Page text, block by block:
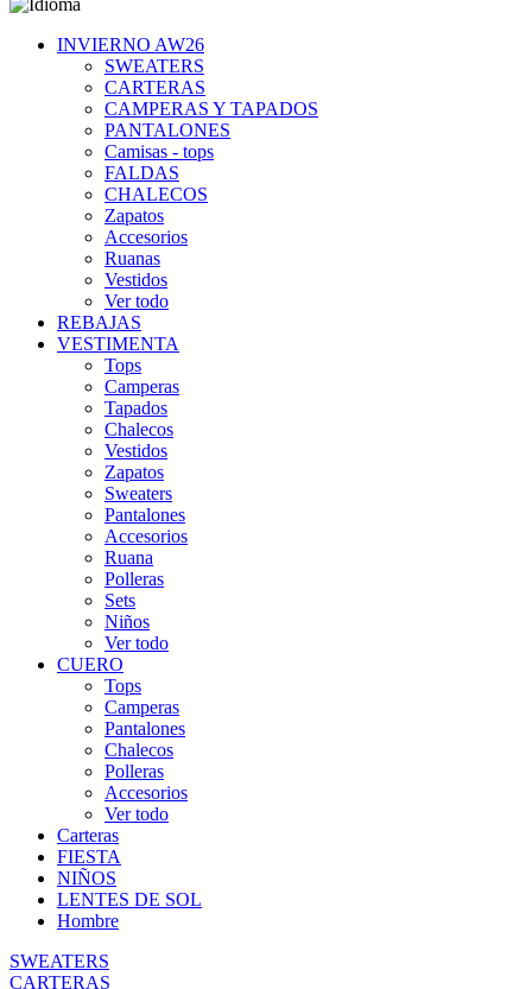
INVIERNO AW26
SWEATERS
CARTERAS
CAMPERAS Y TAPADOS
PANTALONES
Camisas - tops
FALDAS
CHALECOS
Zapatos
Accesorios
Ruanas
Vestidos
Ver todo
REBAJAS
VESTIMENTA
Tops
Camperas
Tapados
Chalecos
Vestidos
Zapatos
Sweaters
Pantalones
Accesorios
Ruana
Polleras
Sets
Niños
Ver todo
CUERO
Tops
Camperas
Pantalones
Chalecos
Polleras
Accesorios
Ver todo
Carteras
FIESTA
NIÑOS
LENTES DE SOL
Hombre
SWEATERS
CARTERAS